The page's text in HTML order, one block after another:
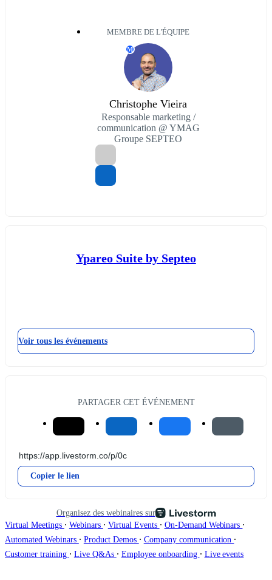
MEMBRE DE L'ÉQUIPE
M
Christophe Vieira
Responsable marketing /
communication @ YMAG
Groupe SEPTEO
Ypareo Suite by Septeo
Voir tous les événements
PARTAGER CET ÉVÉNEMENT
Copier le lien
Organisez des webinaires sur
Virtual Meetings ∙ Webinars ∙ Virtual Events ∙ On-Demand Webinars ∙
Automated Webinars ∙ Product Demos ∙ Company communication ∙
Customer training ∙ Live Q&As ∙ Employee onboarding ∙ Live events